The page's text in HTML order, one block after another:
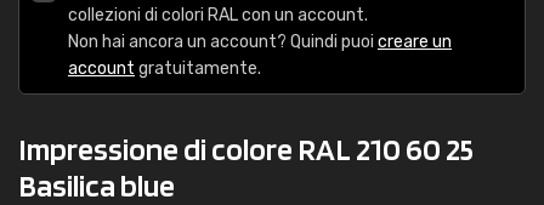
collezioni di colori RAL con un account.
Non hai ancora un account? Quindi puoi creare un
account gratuitamente.
Impressione di colore RAL 210 60 25
Basilica blue